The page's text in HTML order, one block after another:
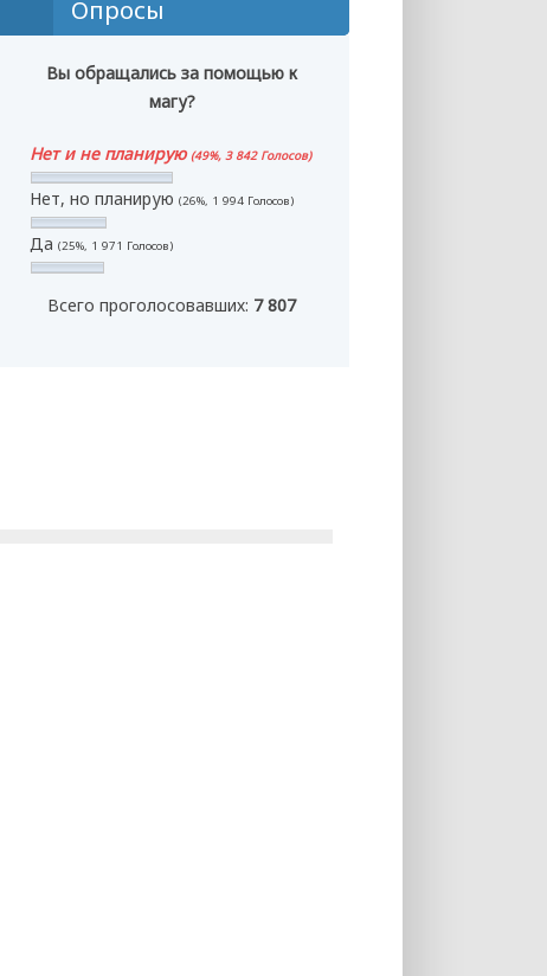
Опросы
Вы обращались за помощью к
магу?
Нет и не планирую(49%, 3 842 Голосов)
Нет, но планирую (26%, 1 994 Голосов)
Да (25%, 1 971 Голосов)
Всего проголосовавших: 7 807